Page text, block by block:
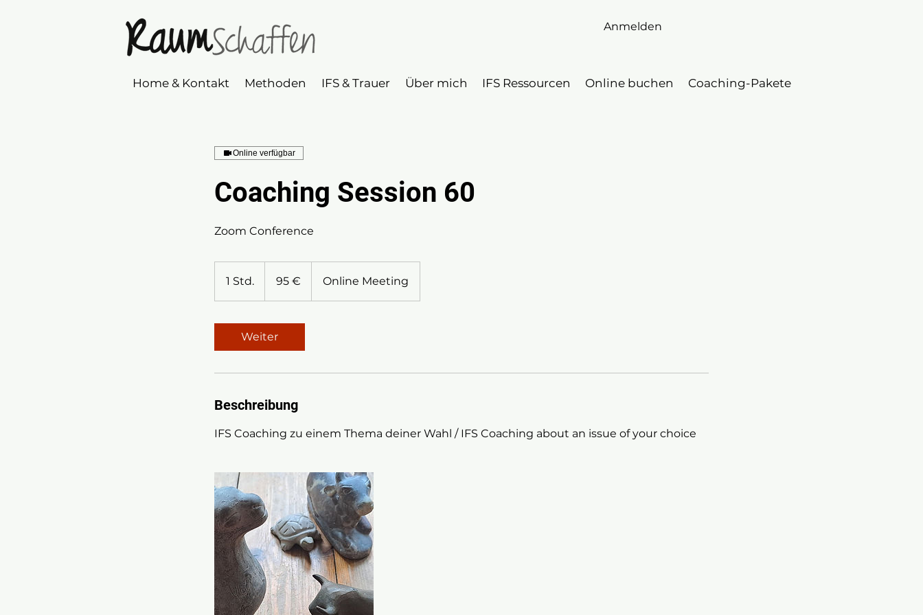
Home & Kontakt Methoden IFS & Trauer Über mich IFS Ressourcen Online buchen Coaching-Pakete
Anmelden
Online verfügbar
Coaching Session 60
Zoom Conference
1 Std.
S
d
95 € Online Meeting
Weiter
Beschreibung
IFS Coaching zu einem Thema deiner Wahl / IFS Coaching about an issue of your choice